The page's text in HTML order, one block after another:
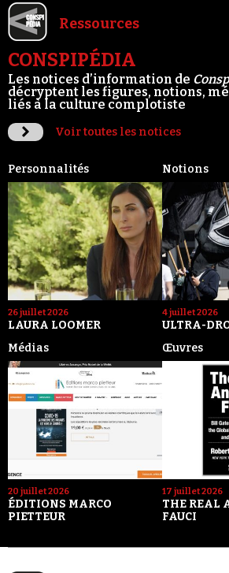
Ressources
CONSPIPÉDIA
Les notices d’information de
décryptent les figures, notions,
liés à la culture complotiste
Voir toutes les notices
Personnalités
26 juillet 2026
LAURA LOOMER
Notions
4 juillet 2026
ULTRA-
Médias
20 juillet 2026
ÉDITIONS MARCO
PIETTEUR
Œuvres
17 juillet 2026
THE REAL
FAUCI